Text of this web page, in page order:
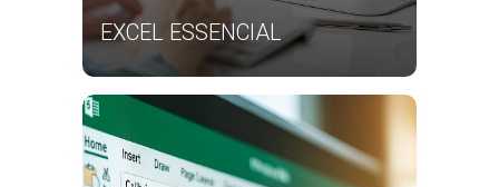
EXCEL ESSENCIAL
DO EXCEL
Saiba Mais